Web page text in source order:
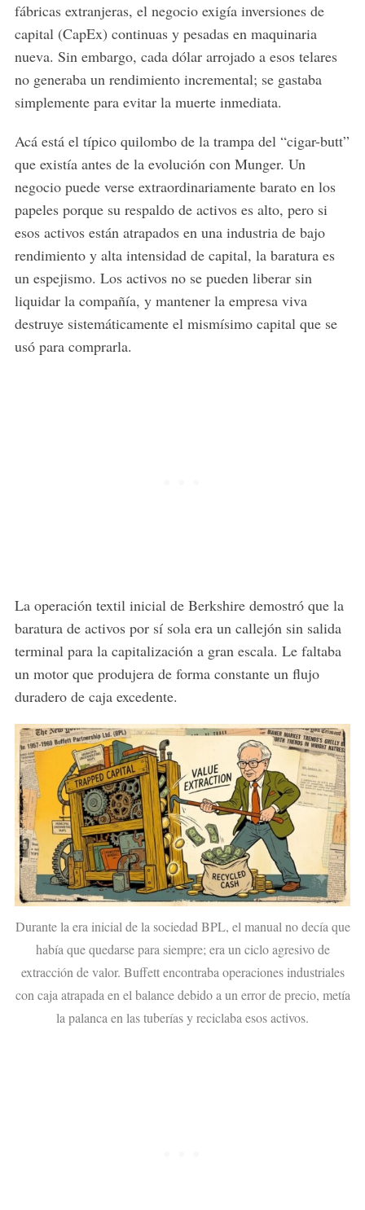
fábricas extranjeras, el negocio exigía inversiones de
capital (CapEx) continuas y pesadas en maquinaria
nueva. Sin embargo, cada dólar arrojado a esos telares
no generaba un rendimiento incremental; se gastaba
simplemente para evitar la muerte inmediata.
Acá está el típico quilombo de la trampa del “cigar-butt”
que existía antes de la evolución con Munger. Un
negocio puede verse extraordinariamente barato en los
papeles porque su respaldo de activos es alto, pero si
esos activos están atrapados en una industria de bajo
rendimiento y alta intensidad de capital, la baratura es
un espejismo. Los activos no se pueden liberar sin
liquidar la compañía, y mantener la empresa viva
destruye sistemáticamente el mismísimo capital que se
usó para comprarla.
La operación textil inicial de Berkshire demostró que la
baratura de activos por sí sola era un callejón sin salida
terminal para la capitalización a gran escala. Le faltaba
un motor que produjera de forma constante un flujo
duradero de caja excedente.
Durante la era inicial de la sociedad BPL, el manual no decía que
había que quedarse para siempre; era un ciclo agresivo de
extracción de valor. Buffett encontraba operaciones industriales
con caja atrapada en el balance debido a un error de precio, metía
la palanca en las tuberías y reciclaba esos activos.